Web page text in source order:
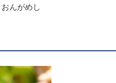
おんがめし